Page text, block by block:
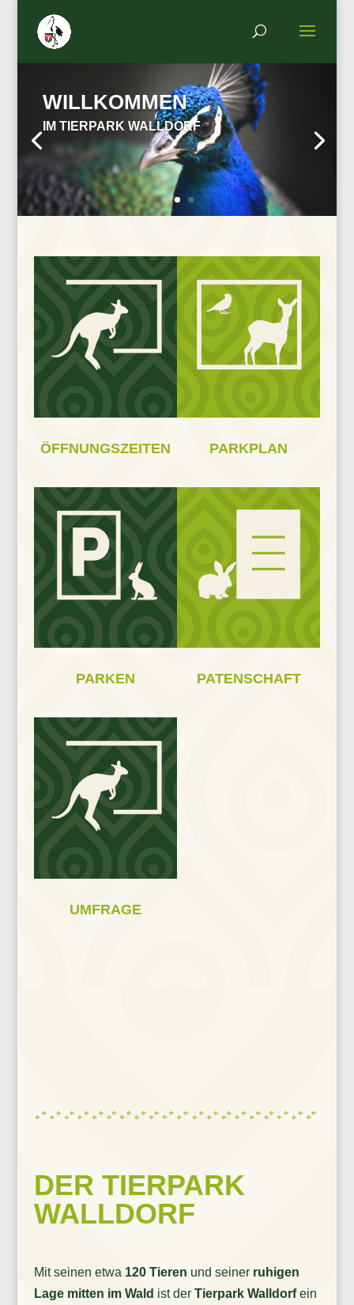
DER STREICHELZOO
UNSERE TIERE FREUEN
SICH AUF EUCH!
ÖFFNUNGSZEITEN PARKPLAN
PARKEN PATENSCHAFT
UMFRAGE
DER TIERPARK
WALLDORF
Mit seinen etwa 120 Tieren und seiner ruhigen
Lage mitten im Wald ist der Tierpark Walldorfein